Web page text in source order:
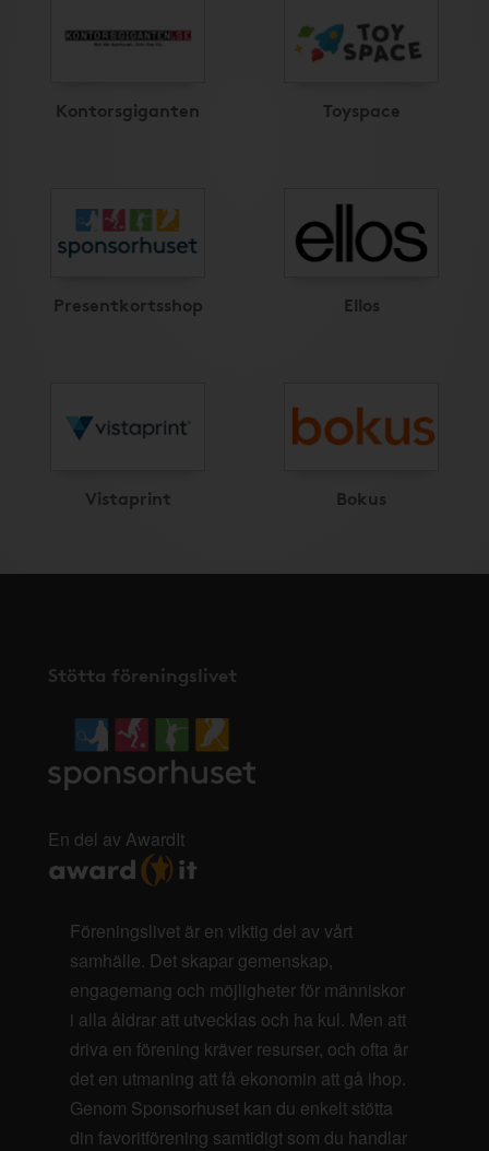
Kontorsgiganten Toyspace
Presentkortsshop Ellos
Vistaprint Bokus
Stötta föreningslivet
En del av AwardIt
Föreningslivet är en viktig del av vårt
samhälle. Det skapar gemenskap,
engagemang och möjligheter för människor
i alla åldrar att utvecklas och ha kul. Men att
driva en förening kräver resurser, och ofta är
det en utmaning att få ekonomin att gå ihop.
Genom Sponsorhuset kan du enkelt stötta
din favoritförening samtidigt som du handlar